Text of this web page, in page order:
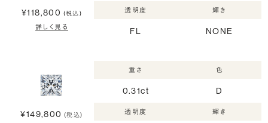
¥118,800 (税込)
詳しく見る
透明度
FL
輝き
NONE
¥149,800 (税込)
重さ
0.31ct
色
D
透明度 輝き